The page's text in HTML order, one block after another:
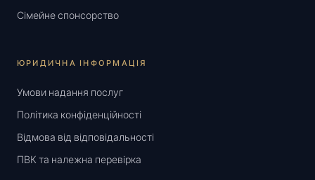
Сімейне спонсорство
ЮРИДИЧНА ІНФОРМАЦІЯ
Умови надання послуг
Політика конфіденційності
Відмова від відповідальності
ПВК та належна перевірка